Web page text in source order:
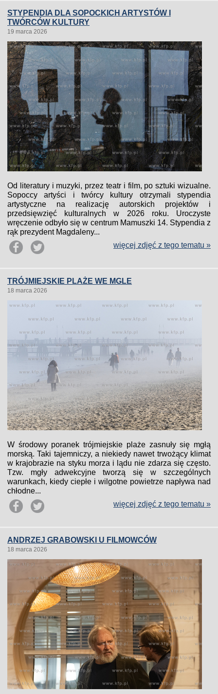
STYPENDIA DLA SOPOCKICH ARTYSTÓW I
TWÓRCÓW KULTURY
19 marca 2026
Od literatury i muzyki, przez teatr i film, po sztuki wizualne.
Sopoccy artyści i twórcy kultury otrzymali stypendia
artystyczne na realizację autorskich projektów i
przedsięwzięć kulturalnych w 2026 roku. Uroczyste
wręczenie odbyło się w centrum Mamuszki 14. Stypendia z
rąk prezydent Magdaleny...
więcej zdjęć z tego tematu »
TRÓJMIEJSKIE PLAŻE WE MGLE
18 marca 2026
W środowy poranek trójmiejskie plaże zasnuły się mgłą
morską. Taki tajemniczy, a niekiedy nawet trwożący klimat
w krajobrazie na styku morza i lądu nie zdarza się często.
Tzw. mgły adwekcyjne tworzą się w szczególnych
warunkach, kiedy ciepłe i wilgotne powietrze napływa nad
chłodne...
więcej zdjęć z tego tematu »
ANDRZEJ GRABOWSKI U FILMOWCÓW
18 marca 2026